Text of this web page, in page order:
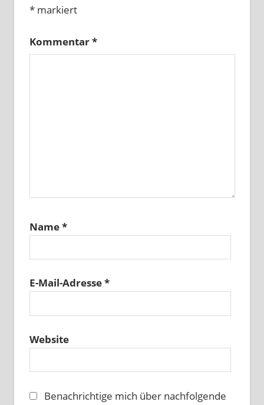
*markiert
Kommentar*
Name*
E-Mail-Adresse*
Website
Benachrichtige mich über nachfolgende